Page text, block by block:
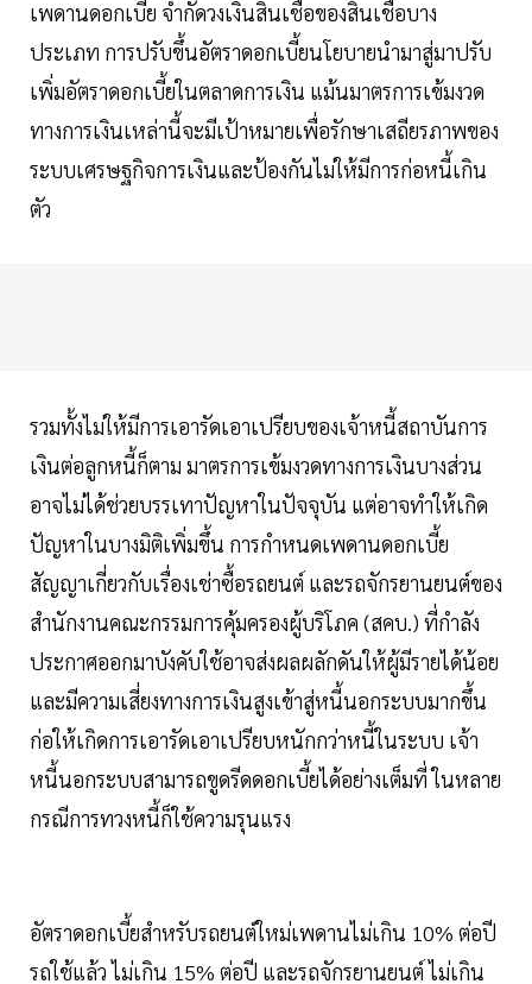
เพดานดอกเบี้ย จำกัดวงเงินสินเชื่อของสินเชื่อบาง
ประเภท การปรับขึ้นอัตราดอกเบี้ยนโยบายนำมาสู่มาปรับ
เพิ่มอัตราดอกเบี้ยในตลาดการเงิน แม้นมาตรการเข้มงวด
ทางการเงินเหล่านี้จะมีเป้าหมายเพื่อรักษาเสถียรภาพของ
ระบบเศรษฐกิจการเงินและป้องกันไม่ให้มีการก่อหนี้เกิน
ตัว
รวมทั้งไม่ให้มีการเอารัดเอาเปรียบของเจ้าหนี้สถาบันการ
เงินต่อลูกหนี้ก็ตาม มาตรการเข้มงวดทางการเงินบางส่วน
อาจไม่ได้ช่วยบรรเทาปัญหาในปัจจุบัน แต่อาจทำให้เกิด
ปัญหาในบางมิติเพิ่มขึ้น การกำหนดเพดานดอกเบี้ย
สัญญาเกี่ยวกับเรื่องเช่าซื้อรถยนต์ และรถจักรยานยนต์ของ
สำนักงานคณะกรรมการคุ้มครองผู้บริโภค (สคบ.) ที่กำลัง
ประกาศออกมาบังคับใช้อาจส่งผลผลักดันให้ผู้มีรายได้น้อย
และมีความเสี่ยงทางการเงินสูงเข้าสู่หนี้นอกระบบมากขึ้น
ก่อให้เกิดการเอารัดเอาเปรียบหนักกว่าหนี้ในระบบ เจ้า
หนี้นอกระบบสามารถขูดรีดดอกเบี้ยได้อย่างเต็มที่ ในหลาย
กรณีการทวงหนี้ก็ใช้ความรุนแรง
อัตราดอกเบี้ยสำหรับรถยนต์ใหม่เพดานไม่เกิน 10% ต่อปี
รถใช้แล้ว ไม่เกิน 15% ต่อปี และรถจักรยานยนต์ ไม่เกิน